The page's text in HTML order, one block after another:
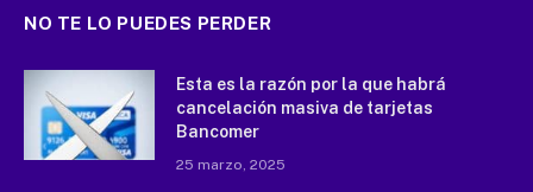
NO TE LO PUEDES PERDER
Esta es la razón por la que habrá
cancelación masiva de tarjetas
Bancomer
25 marzo, 2025